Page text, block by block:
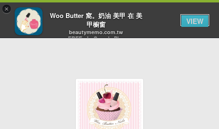
×
Woo Butter 窩。奶油 美甲 在 美
甲櫥窗
beautymemo.com.tw
FREE - In Google Play
VIEW